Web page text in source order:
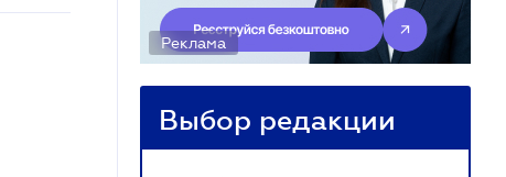
Реклама
Выбор редакции